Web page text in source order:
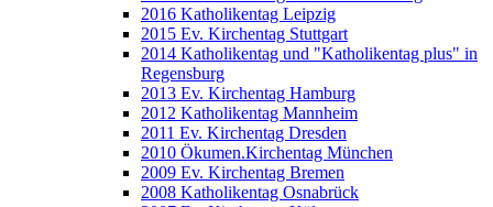
2016 Katholikentag Leipzig
2015 Ev. Kirchentag Stuttgart
2014 Katholikentag und "Katholikentag plus" in
Regensburg
2013 Ev. Kirchentag Hamburg
2012 Katholikentag Mannheim
2011 Ev. Kirchentag Dresden
2010 Ökumen.Kirchentag München
2009 Ev. Kirchentag Bremen
2008 Katholikentag Osnabrück